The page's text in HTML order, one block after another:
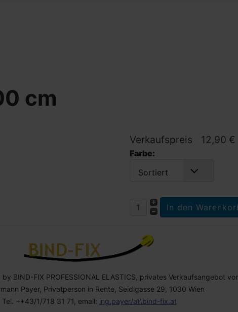
cm
Verkaufspreis 12,90 €
Farbe:
Sortiert
FIX PROFESSIONAL ELASTICS, privates Verkaufsangebot
Payer, Privatperson in Rente, Seidlgasse 29, 1030 Wien
Tel. ++43/1/718 31 71, email: ing.payer/at\bind-fix.at